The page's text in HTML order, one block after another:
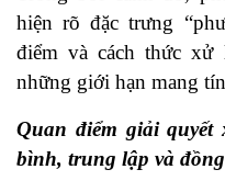
hiện rõ đặc trưng
điểm và cách thức xử
những giới hạn mang
Quan điểm giải
bình, trung lập và